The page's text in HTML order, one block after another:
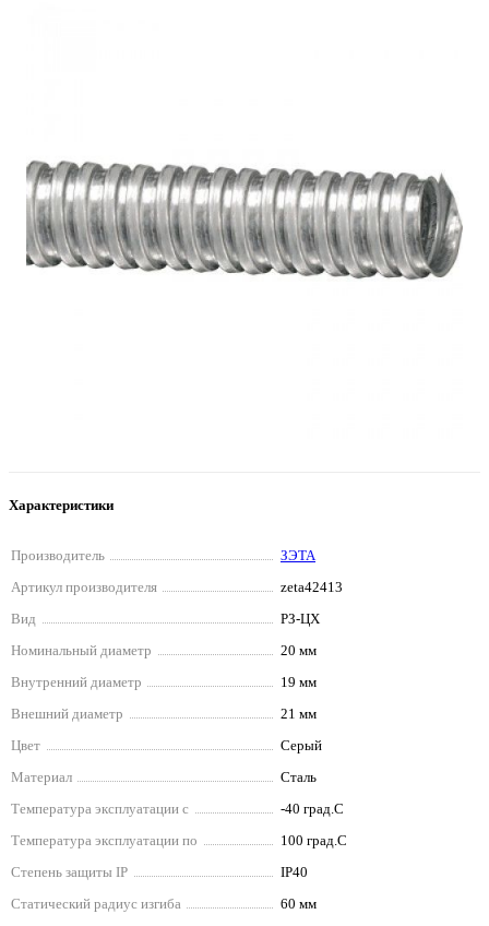
Характеристики
Производитель
ЗЭТА
Артикул производителя
zeta42413
Вид
РЗ-ЦХ
Номинальный диаметр
20 мм
Внутренний диаметр
19 мм
Внешний диаметр
21 мм
Цвет
Серый
Материал
Сталь
Температура эксплуатации с
-40 град.C
Температура эксплуатации по
100 град.C
Степень защиты IP
IP40
Статический радиус изгиба
60 мм